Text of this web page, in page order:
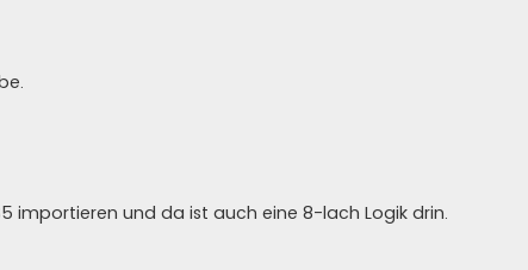
importieren und da ist auch eine 8-lach Logik drin.